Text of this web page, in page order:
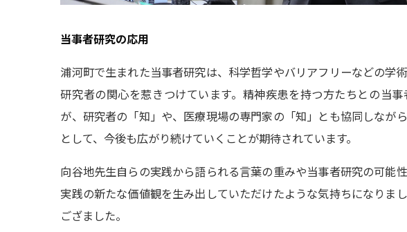
当事者研究の応用
浦河町で生まれた当事者研究は、科学哲学やバリアフリーなどの学
研究者の関心を惹きつけています。精神疾患を持つ方たちとの当事
が、研究者の「知」や、医療現場の専門家の「知」とも協同しなが
として、今後も広がり続けていくことが期待されています。
向谷地先生自らの実践から語られる言葉の重みや当事者研究の可能
実践の新たな価値観を生み出していただけたような気持ちになりま
ござました。